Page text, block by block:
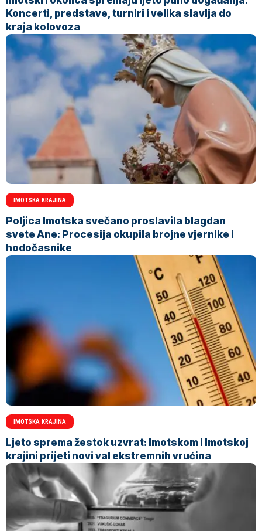
Koncerti, predstave, turniri i velika slavlja do
kraja kolovoza
IMOTSKA KRAJINA
Poljica Imotska svečano proslavila blagdan
svete Ane: Procesija okupila brojne vjernike i
hodočasnike
IMOTSKA KRAJINA
Ljeto sprema žestok uzvrat: Imotskom i Imotskoj
krajini prijeti novi val ekstremnih vrućina